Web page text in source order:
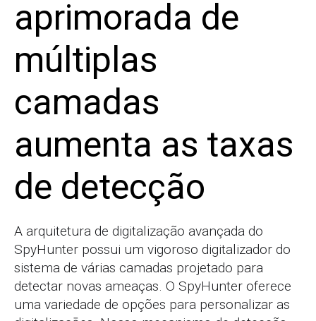
aprimorada de
múltiplas
camadas
aumenta as taxas
de detecção
A arquitetura de digitalização avançada do
SpyHunter possui um vigoroso digitalizador do
sistema de várias camadas projetado para
detectar novas ameaças. O SpyHunter oferece
uma variedade de opções para personalizar as